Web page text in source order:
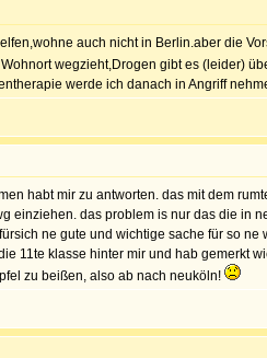
auch nicht in Berlin.aber die
wegzieht,Drogen gibt es (leider)
werde ich danach in Angriff
habt mir zu antworten. das mit dem
einziehen. das problem is nur das die in
ne gute und wichtige sache für so
11te klasse hinter mir und hab gemerkt
zu beißen, also ab nach neuköln!